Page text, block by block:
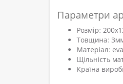
Параметри
Розмір:
Товщина:
Матеріал:
Щільність
Країна